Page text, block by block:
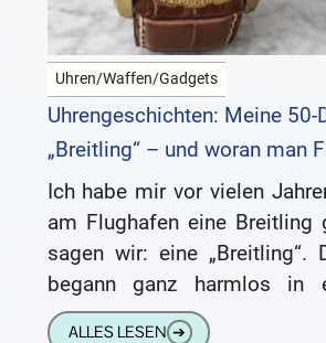
Uhren/Waffen/Gadgets
Uhrengeschichten: Meine 50-
„Breitling“ – und woran man
Ich habe mir vor vielen
am Flughafen eine Breitling
sagen wir: eine „Breitling“.
begann ganz harmlos in
Fotoladen. Ich wollte
ALLES LESEN ➔